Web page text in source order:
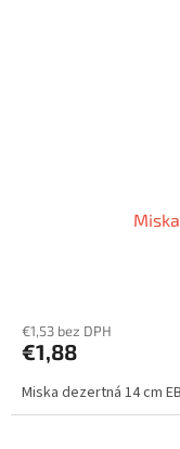
€1,53 bez DPH
€1,88
Miska dezertná 14 cm